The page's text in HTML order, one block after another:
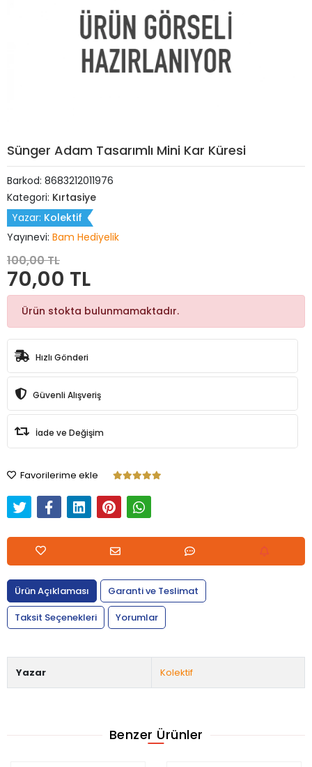
Sünger Adam Tasarımlı Mini Kar Küresi
Barkod: 8683212011976
Kategori: Kırtasiye
Yazar: Kolektif
Yayınevi: Bam Hediyelik
100,00 TL
70,00 TL
Ürün stokta bulunmamaktadır.
Hızlı Gönderi
Güvenli Alışveriş
İade ve Değişim
Favorilerime ekle
Ürün Açıklaması
Garanti ve Teslimat
Taksit Seçenekleri
Yorumlar
Yazar Kolektif
Benzer Ürünler